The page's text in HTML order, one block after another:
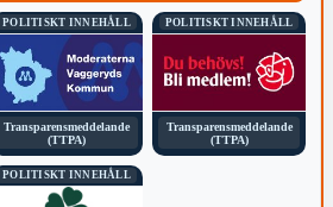
POLITISKT INNEHÅLL
Transparensmeddelande
(TTPA)
POLITISKT INNEHÅLL
Transparensmeddelande
(TTPA)
POLITISKT INNEHÅLL